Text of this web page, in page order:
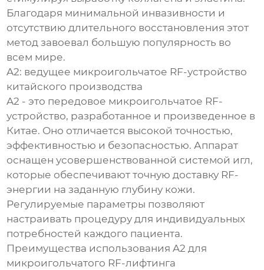
Благодаря минимальной инвазивности и
отсутствию длительного восстановления этот
метод завоевал большую популярность во
всем мире.
A2: ведущее микроигольчатое RF-устройство
китайского производства
A2 - это передовое микроигольчатое RF-
устройство, разработанное и произведенное в
Китае. Оно отличается высокой точностью,
эффективностью и безопасностью. Аппарат
оснащен усовершенствованной системой игл,
которые обеспечивают точную доставку RF-
энергии на заданную глубину кожи.
Регулируемые параметры позволяют
настраивать процедуру для индивидуальных
потребностей каждого пациента.
Преимущества использования A2 для
микроигольчатого RF-лифтинга